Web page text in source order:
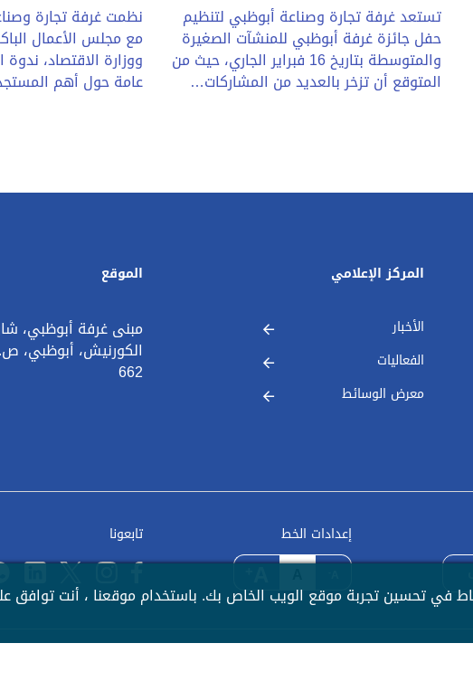
تستعد غرفة تجارة وصناعة أبوظبي لتنظيم
حفل جائزة غرفة أبوظبي للمنشآت الصغيرة
والمتوسطة بتاريخ 16 فبراير الجاري، حيث من
المتوقع أن تزخر بالعديد من المشاركات…
نظمت غرفة تجارة
مع مجلس الأعمال
ووزارة الاقتصاد،
عامة حول أهم
المركز الإعلامي
الأخبار
الفعاليات
معرض الوسائط
الموقع
مبنى غرفة أبوظبي،
الكورنيش، أبوظبي،
662
إعدادات الخط
A
+
تابعونا
في تحسين تجربة موقع الويب الخاص بك. باستخدام موقعنا ، أنت توافق